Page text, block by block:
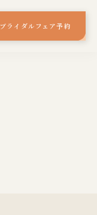
ブライダルフェア予約